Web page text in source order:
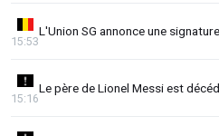
L'Union SG annonce une
15:53
Le père de Lionel Messi est
15:16